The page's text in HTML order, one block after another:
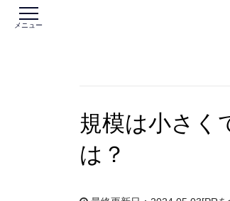
メニュー
規模は小さく
は？